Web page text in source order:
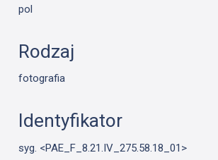
pol
Rodzaj
fotografia
Identyfikator
syg. <PAE_F_8.21.IV_275.58.18_01>